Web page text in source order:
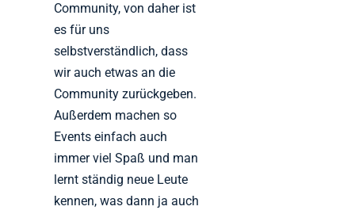
Community, von daher ist
es für uns
selbstverständlich, dass
wir auch etwas an die
Community zurückgeben.
Außerdem machen so
Events einfach auch
immer viel Spaß und man
lernt ständig neue Leute
kennen, was dann ja auch